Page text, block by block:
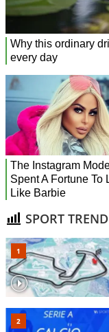
SPORT TREND